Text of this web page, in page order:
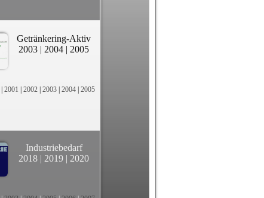
Getränkering-Aktiv
2003 | 2004 | 2005
| 2001 | 2002 | 2003 | 2004 | 2005
Industriebedarf
2018 | 2019 | 2020